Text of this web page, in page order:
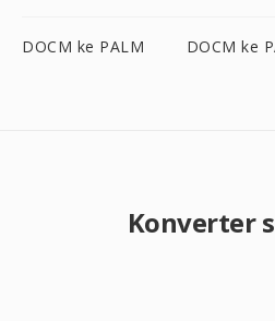
DOCM ke PALM DOCM ke
Konverter